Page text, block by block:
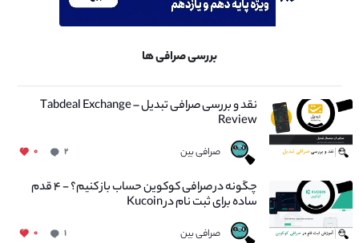
بررسی صرافی ها
نقد و بررسی صرافی تبدیل – Tabdeal Exchange
Review
صرافی بین ۲ ۰
چگونه در صرافی کوکوین حساب باز کنیم؟ - ۴ قدم
ساده برای ثبت نام در Kucoin
صرافی بین ۱ ۰